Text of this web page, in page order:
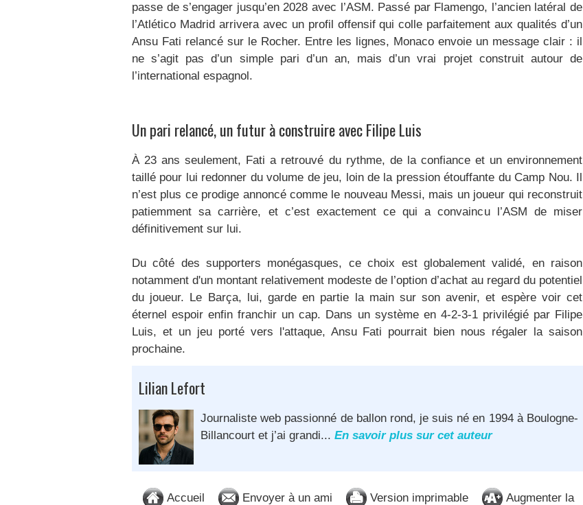
passe de s’engager jusqu’en 2028 avec l’ASM. Passé par Flamengo, l’ancien latéral de
l’Atlético Madrid arrivera avec un profil offensif qui colle parfaitement aux qualités d’un
Ansu Fati relancé sur le Rocher. Entre les lignes, Monaco envoie un message clair : il
ne s’agit pas d’un simple pari d’un an, mais d’un vrai projet construit autour de
l’international espagnol.
Un pari relancé, un futur à construire avec Filipe Luis
À 23 ans seulement, Fati a retrouvé du rythme, de la confiance et un environnement
taillé pour lui redonner du volume de jeu, loin de la pression étouffante du Camp Nou. Il
n’est plus ce prodige annoncé comme le nouveau Messi, mais un joueur qui reconstruit
patiemment sa carrière, et c’est exactement ce qui a convaincu l’ASM de miser
définitivement sur lui.
Du côté des supporters monégasques, ce choix est globalement validé, en raison
notamment d'un montant relativement modeste de l’option d’achat au regard du potentiel
du joueur. Le Barça, lui, garde en partie la main sur son avenir, et espère voir cet
éternel espoir enfin franchir un cap. Dans un système en 4-2-3-1 privilégié par Filipe
Luis, et un jeu porté vers l'attaque, Ansu Fati pourrait bien nous régaler la saison
prochaine.
Lilian Lefort
Journaliste web passionné de ballon rond, je suis né en 1994 à Boulogne-
Billancourt et j’ai grandi... En savoir plus sur cet auteur
Accueil Envoyer à un ami Version imprimable
Augmenter la